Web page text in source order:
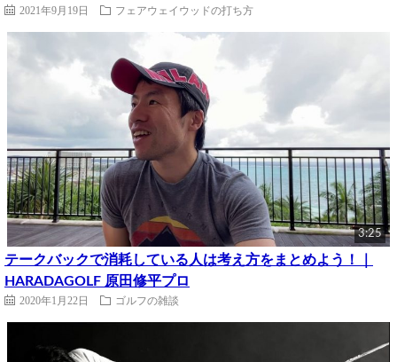
2021年9月19日 フェアウェイウッドの打ち方
3:25
テークバックで消耗している人は考え方をまとめよう！｜
HARADAGOLF 原田修平プロ
2020年1月22日 ゴルフの雑談